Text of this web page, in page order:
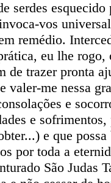
serdes
vos
remédio.
eu lhe
de trazer pronta
valer-me nessa
e
e
e que
por toda a
São Judas